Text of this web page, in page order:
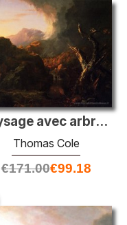
Paysage avec arbre mort
Thomas Cole
€171.00€99.18